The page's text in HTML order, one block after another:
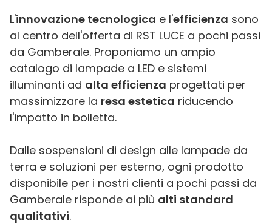
L'innovazione tecnologica e l'efficienza sono
al centro dell'offerta di RST LUCE a pochi passi
da Gamberale. Proponiamo un ampio
catalogo di lampade a LED e sistemi
illuminanti ad alta efficienza progettati per
massimizzare la resa estetica riducendo
l'impatto in bolletta.
Dalle sospensioni di design alle lampade da
terra e soluzioni per esterno, ogni prodotto
disponibile per i nostri clienti a pochi passi da
Gamberale risponde ai più alti standard
qualitativi.